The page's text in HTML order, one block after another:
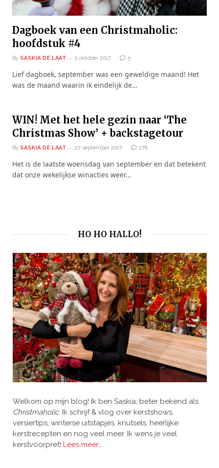
Dagboek van een Christmaholic:
hoofdstuk #4
By SASKIA DE LAAT 2 oktober 2017 5
Lief dagboek, september was een geweldige maand! Het
was de maand waarin ik eindelijk de…
WIN! Met het hele gezin naar ‘The
Christmas Show’ + backstagetour
By SASKIA DE LAAT 27 september 2017 278
Het is de laatste woensdag van september en dat betekent
dat onze wekelijkse winacties weer…
HO HO HALLO!
Welkom op mijn blog! Ik ben Saskia, beter bekend als
Christmaholic. Ik schrijf & vlog over kerstshows,
versiertips, winterse uitstapjes, knutsels, heerlijke
kerstrecepten en nog veel meer. Ik wens je veel
kerstvoorpret! Lees meer…